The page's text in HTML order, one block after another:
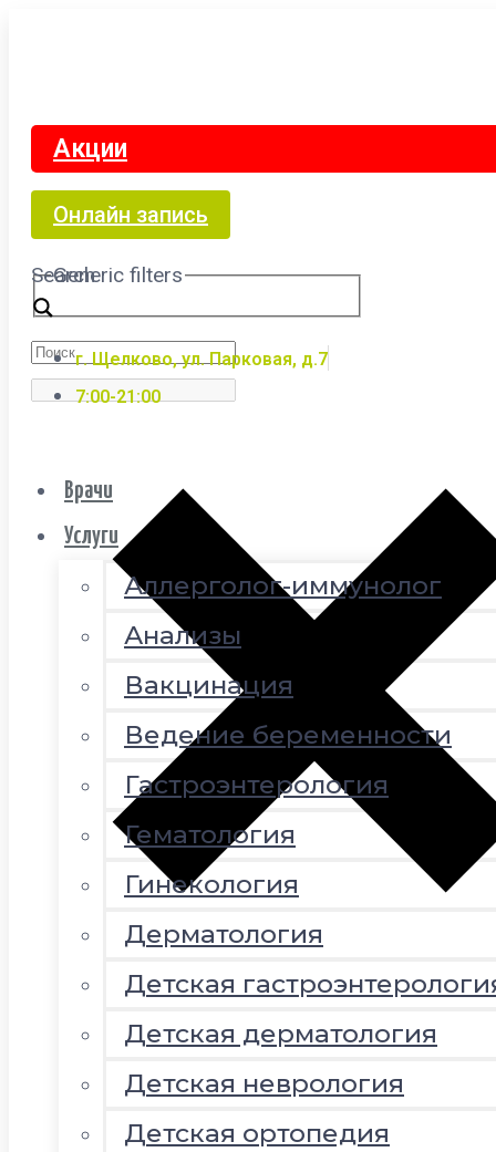
Акции
Онлайн запись
Search
Generic filters
г. Щелково, ул. Парковая, д.7
7:00-21:00
Врачи
Услуги
Аллерголог-иммунолог
Анализы
Вакцинация
Ведение беременности
Гастроэнтерология
Гематология
Гинекология
Дерматология
Детская
Детская дерматология
Детская неврология
Детская ортопедия